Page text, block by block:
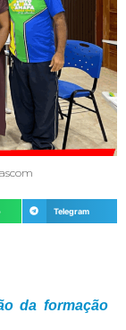
Telegram
da formação